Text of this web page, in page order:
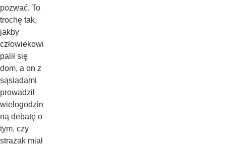
pozwać. To
trochę tak,
jakby
człowiekowi
palił się
dom, a on z
sąsiadami
prowadził
wielogodzin
ną debatę o
tym, czy
strażak miał